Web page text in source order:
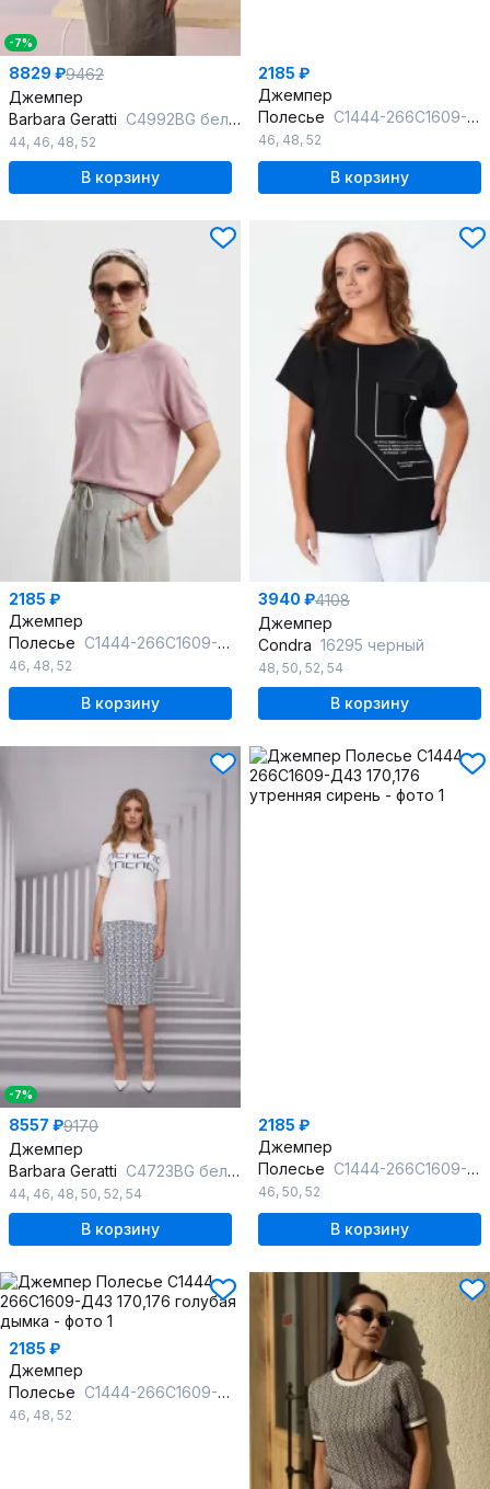
-7%
8829 ₽9462
Джемпер
Barbara Geratti С4992BG белый/кора
44, 46, 48, 52
В корзину
2185 ₽
Джемпер
Полесье С1444-266С1609-Д43 158,164 сакура
46, 48, 52
В корзину
2185 ₽
Джемпер
Полесье С1444-266С1609-Д43 170,176 сакура
46, 48, 52
В корзину
3940 ₽4108
Джемпер
Condra 16295 черный
48, 50, 52, 54
В корзину
-7%
8557 ₽9170
Джемпер
Barbara Geratti С4723BG белый/т.синий
44, 46, 48, 50, 52, 54
В корзину
2185 ₽
Джемпер
Полесье С1444-266С1609-Д43 170,176 утренняя сирень
46, 50, 52
В корзину
2185 ₽
Джемпер
Полесье С1444-266С1609-Д43 170,176 голубая дымка
46, 48, 52